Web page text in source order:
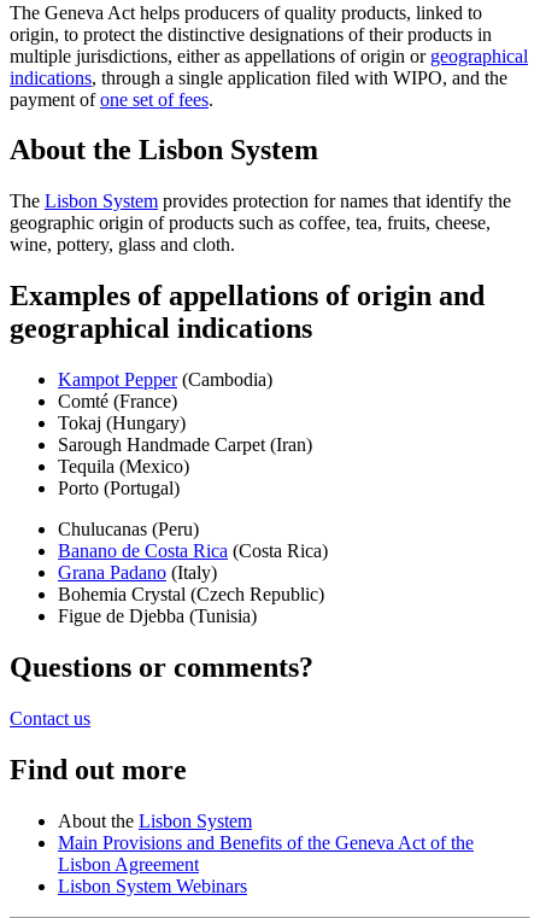
The Geneva Act helps producers of quality products, linked to
origin, to protect the distinctive designations of their products in
multiple jurisdictions, either as appellations of origin or geographical
indications, through a single application filed with WIPO, and the
payment ofone set of fees.
About the Lisbon System
The Lisbon System provides protection for names that identify the
geographic origin of products such as coffee, tea, fruits, cheese,
wine, pottery, glass and cloth.
Examples of appellations of origin and
geographical indications
Kampot Pepper(Cambodia)
Comté (France)
Tokaj (Hungary)
Sarough Handmade Carpet (Iran)
Tequila (Mexico)
Porto (Portugal)
Chulucanas (Peru)
Banano de Costa Rica (Costa Rica)
Grana Padano (Italy)
Bohemia Crystal (Czech Republic)
Figue de Djebba (Tunisia)
Questions or comments?
Contact us
Find out more
About the Lisbon System
Main Provisions and Benefits of the Geneva Act of the
Lisbon Agreement
Lisbon System Webinars